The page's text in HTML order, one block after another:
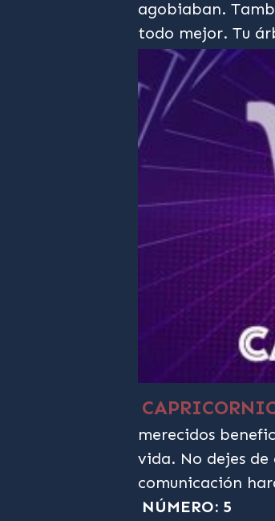
agobiaban.
todo mejor. Tu
merecidos
vida. No dejes
comunicación
NÚMERO: 5